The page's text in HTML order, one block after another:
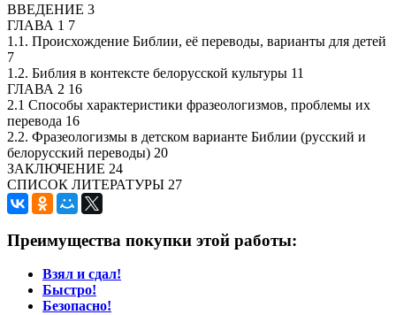
ВВЕДЕНИЕ 3
ГЛАВА 1 7
1.1. Происхождение Библии, её переводы, варианты для детей
7
1.2. Библия в контексте белорусской культуры 11
ГЛАВА 2 16
2.1 Способы характеристики фразеологизмов, проблемы их
перевода 16
2.2. Фразеологизмы в детском варианте Библии (русский и
белорусский переводы) 20
ЗАКЛЮЧЕНИЕ 24
СПИСОК ЛИТЕРАТУРЫ 27
Преимущества покупки этой работы:
Взял и сдал!
Быстро!
Безопасно!